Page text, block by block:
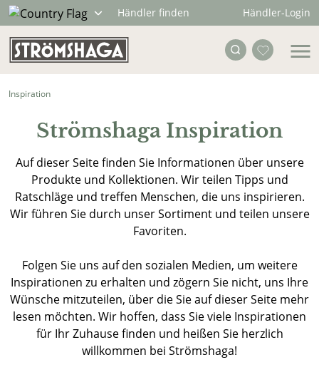
Händler finden Händler-Login
Inspiration
Strömshaga Inspiration
Auf dieser Seite finden Sie Informationen über unsere
Produkte und Kollektionen. Wir teilen Tipps und
Ratschläge und treffen Menschen, die uns inspirieren.
Wir führen Sie durch unser Sortiment und teilen unsere
Favoriten.
Folgen Sie uns auf den sozialen Medien, um weitere
Inspirationen zu erhalten und zögern Sie nicht, uns Ihre
Wünsche mitzuteilen, über die Sie auf dieser Seite mehr
lesen möchten. Wir hoffen, dass Sie viele Inspirationen
für Ihr Zuhause finden und heißen Sie herzlich
willkommen bei Strömshaga!